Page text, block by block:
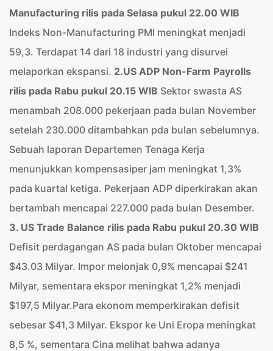
Manufacturing rilis pada Selasa pukul 22.00 WIB
Indeks Non-Manufacturing PMI meningkat menjadi
59,3. Terdapat 14 dari 18 industri yang disurvei
melaporkan ekspansi. 2.US ADP Non-Farm Payrolls
rilis pada Rabu pukul 20.15 WIB Sektor swasta AS
menambah 208.000 pekerjaan pada bulan November
setelah 230.000 ditambahkan pda bulan sebelumnya.
Sebuah laporan Departemen Tenaga Kerja
menunjukkan kompensasiper jam meningkat 1,3%
pada kuartal ketiga. Pekerjaan ADP diperkirakan akan
bertambah mencapai 227.000 pada bulan Desember.
3. US Trade Balance rilis pada Rabu pukul 20.30 WIB
Defisit perdagangan AS pada bulan Oktober mencapai
$43.03 Milyar. Impor melonjak 0,9% mencapai $241
Milyar, sementara ekspor meningkat 1,2% menjadi
$197,5 Milyar.Para ekonom memperkirakan defisit
sebesar $41,3 Milyar. Ekspor ke Uni Eropa meningkat
8,5 %, sementara Cina melihat bahwa adanya